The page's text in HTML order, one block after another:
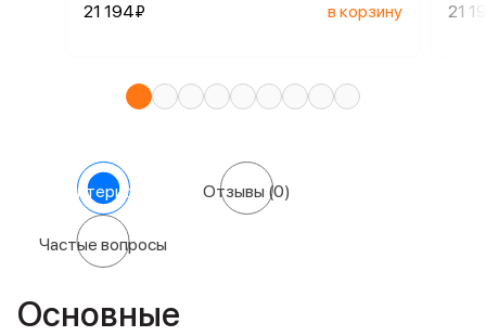
21 194₽ в корзину
21
Характеристики Отзывы (0)
Частые вопросы
Основные